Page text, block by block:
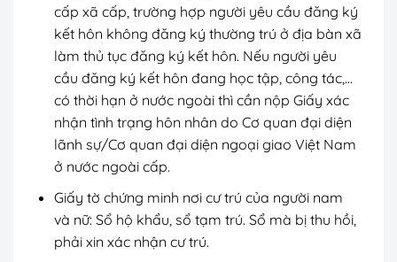
cấp xã cấp, trường hợp người yêu cầu đăng ký
kết hôn không đăng ký thường trú ở địa bàn xã
làm thủ tục đăng ký kết hôn. Nếu người yêu
cầu đăng ký kết hôn đang học tập, công tác,…
có thời hạn ở nước ngoài thì cần nộp Giấy xác
nhận tình trạng hôn nhân do Cơ quan đại diện
lãnh sự/Cơ quan đại diện ngoại giao Việt Nam
ở nước ngoài cấp.
Giấy tờ chứng minh nơi cư trú của người nam
và nữ: Sổ hộ khẩu, sổ tạm trú. Sổ mà bị thu hồi,
phải xin xác nhận cư trú.